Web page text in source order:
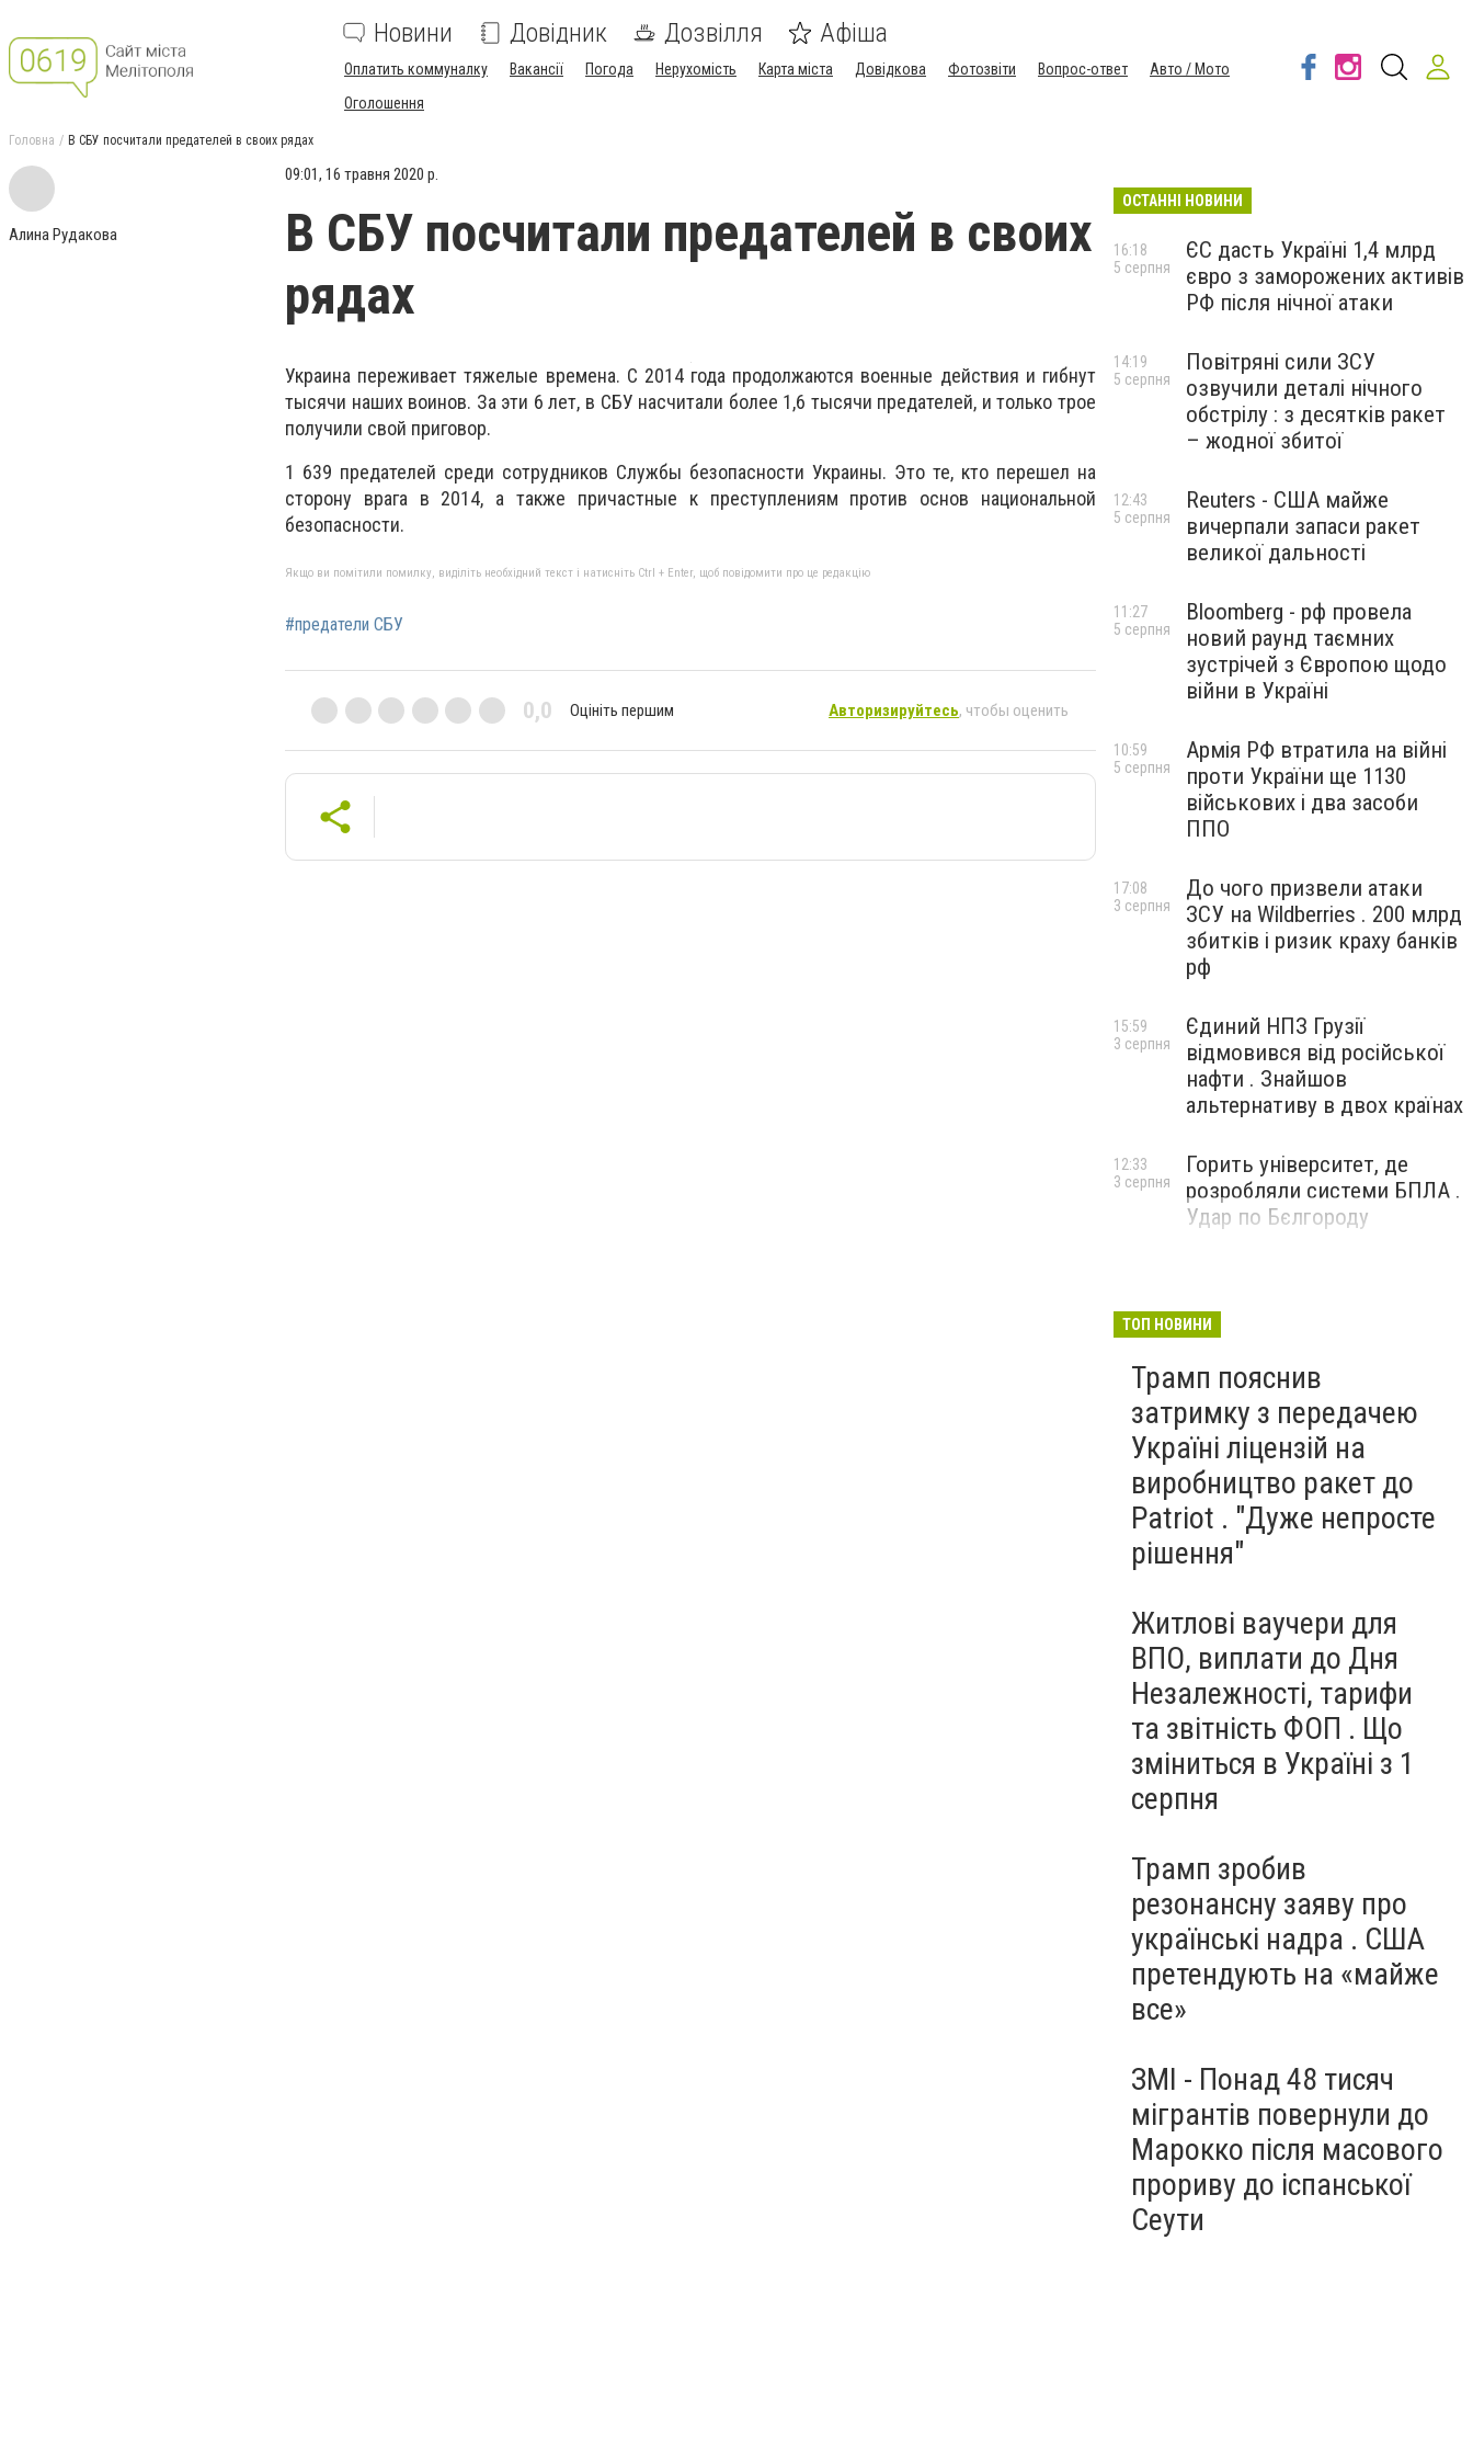
Новини Довідник Дозвілля Афіша
Оплатить коммуналку Вакансії Погода Нерухомість Карта міста Довідкова Фотозвіти Вопрос-ответ
Авто / Мото
Оголошення
Головна В СБУ посчитали предателей в своих рядах
Алина Рудакова
09:01, 16 травня 2020 р.
В СБУ посчитали предателей в своих
рядах
Украина переживает тяжелые времена. С 2014 года продолжаются военные действия и гибнут
тысячи наших воинов. За эти 6 лет, в СБУ насчитали более 1,6 тысячи предателей, и только трое
получили свой приговор.
1 639 предателей среди сотрудников Службы безопасности Украины. Это те, кто перешел на
сторону врага в 2014, а также причастные к преступлениям против основ национальной
безопасности.
Якщо ви помітили помилку, виділіть необхідний текст і натисніть Ctrl + Enter, щоб повідомити про це редакцію
#предатели СБУ
0,0 Оцініть першим Авторизируйтесь, чтобы оценить
ОСТАННІ НОВИНИ
ЄС дасть Україні 1,4 млрд
євро з заморожених активів
РФ після нічної атаки
16:18
5 серпня
Повітряні сили ЗСУ
озвучили деталі нічного
обстрілу : з десятків ракет
– жодної збитої
14:19
5 серпня
Reuters - США майже
вичерпали запаси ракет
великої дальності
12:43
5 серпня
Bloomberg - рф провела
новий раунд таємних
зустрічей з Європою щодо
війни в Україні
11:27
5 серпня
Армія РФ втратила на війні
проти України ще 1130
військових і два засоби
ППО
10:59
5 серпня
До чого призвели атаки
ЗСУ на Wildberries . 200 млрд
збитків і ризик краху банків
рф
17:08
3 серпня
Єдиний НПЗ Грузії
відмовився від російської
нафти . Знайшов
альтернативу в двох країнах
15:59
3 серпня
Горить університет, де
розробляли системи БПЛА .
Удар по Бєлгороду
12:33
3 серпня
ТОП НОВИНИ
Трамп пояснив
затримку з передачею
Україні ліцензій на
виробництво ракет до
Patriot . "Дуже непросте
рішення"
Житлові ваучери для
ВПО, виплати до Дня
Незалежності, тарифи
та звітність ФОП . Що
зміниться в Україні з 1
серпня
Трамп зробив
резонансну заяву про
українські надра . США
претендують на «майже
все»
ЗМІ - Понад 48 тисяч
мігрантів повернули до
Марокко після масового
прориву до іспанської
Сеути